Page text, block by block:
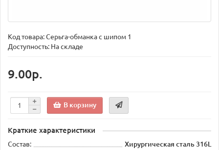
Код товара:Серьга-обманка с шипом 1
Доступность: На складе
9.00р.
В корзину
Краткие характеристики
Состав:
Хирургическая сталь 316L